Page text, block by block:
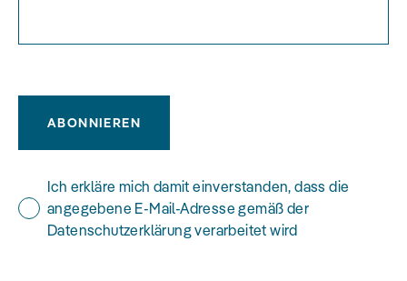
ABONNIEREN
Ich erkläre mich damit einverstanden, dass die
angegebene E-Mail-Adresse gemäß der
Datenschutzerklärung verarbeitet wird